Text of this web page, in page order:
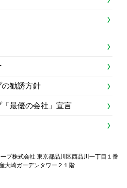
勧誘方針
最優の会社」宣言
プ株式会社 東京都品川区西品川一丁目１番
大崎ガーデンタワー２１階